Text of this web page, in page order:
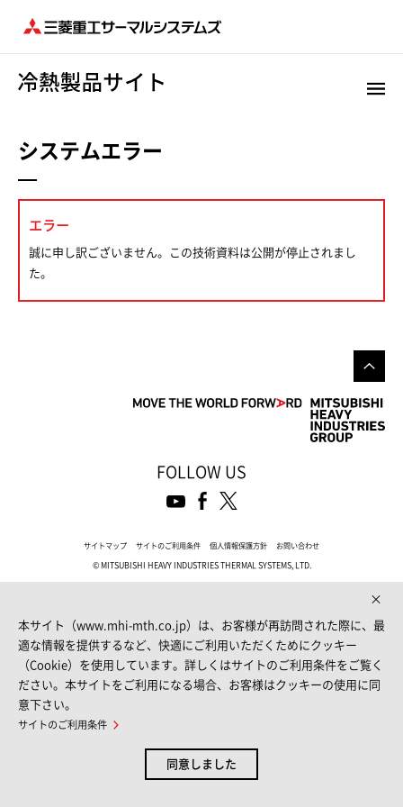
システムエラー
エラー
誠に申し訳ございません。この技術資料は公開が停止されまし
た。
FOLLOW US
サイトマップ サイトのご利用条件 個人情報保護方針 お問い合わせ
© MITSUBISHI HEAVY INDUSTRIES THERMAL SYSTEMS, LTD.
本サイト（www.mhi-mth.co.jp）は、お客様が再訪問された際に、最
適な情報を提供するなど、快適にご利用いただくためにクッキー
（Cookie）を使用しています。詳しくはサイトのご利用条件をご覧く
ださい。本サイトをご利用になる場合、お客様はクッキーの使用に同
意下さい。
サイトのご利用条件
同意しました